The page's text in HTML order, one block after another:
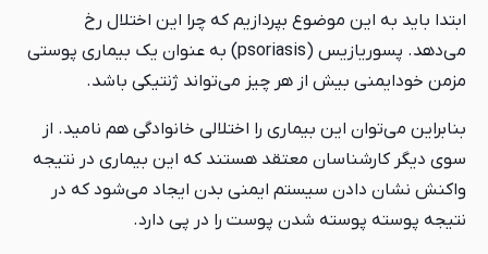
ابتدا باید به این موضوع بپردازیم که چرا این اختلال رخ
می‌دهد. پسوریازیس (psoriasis) به عنوان یک بیماری پوستی
مزمن خودایمنی بیش از هر چیز می‌تواند ژنتیکی باشد.
بنابراین می‌توان این بیماری را اختلالی خانوادگی هم نامید. از
سوی دیگر کارشناسان معتقد هستند که این بیماری در نتیجه
واکنش نشان دادن سیستم ایمنی بدن ایجاد می‌شود که در
نتیجه پوسته پوسته شدن پوست را در پی دارد.